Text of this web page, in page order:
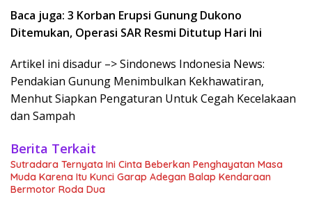
Baca juga: 3 Korban Erupsi Gunung Dukono
Ditemukan, Operasi SAR Resmi Ditutup Hari Ini
Artikel ini disadur –> Sindonews Indonesia News:
Pendakian Gunung Menimbulkan Kekhawatiran,
Menhut Siapkan Pengaturan Untuk Cegah Kecelakaan
dan Sampah
Berita Terkait
Sutradara Ternyata Ini Cinta Beberkan Penghayatan Masa
Muda Karena Itu Kunci Garap Adegan Balap Kendaraan
Bermotor Roda Dua